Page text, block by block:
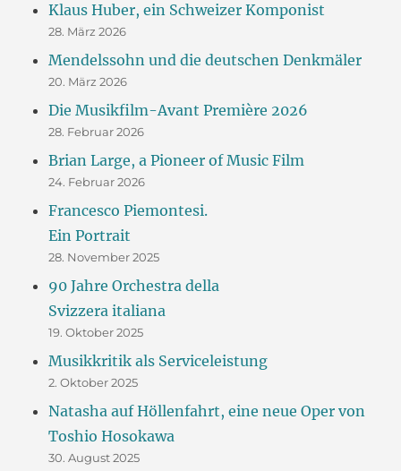
Klaus Huber, ein Schweizer Komponist
28. März 2026
Mendelssohn und die deutschen Denkmäler
20. März 2026
Die Musikfilm-Avant Première 2026
28. Februar 2026
Brian Large, a Pioneer of Music Film
24. Februar 2026
Francesco Piemontesi.
Ein Portrait
28. November 2025
90 Jahre Orchestra della
Svizzera italiana
19. Oktober 2025
Musikkritik als Serviceleistung
2. Oktober 2025
Natasha auf Höllenfahrt, eine neue Oper von
Toshio Hosokawa
30. August 2025